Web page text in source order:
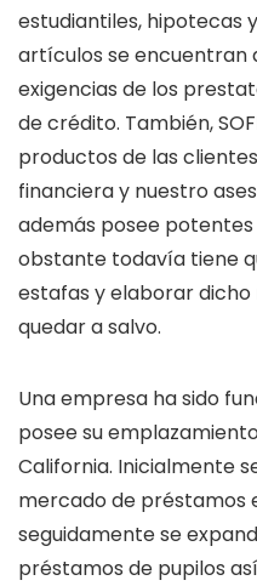
estudiantiles, hipotecas
artículos se encuentran
exigencias de los
de crédito. También,
productos de las
financiera y nuestro
además posee
obstante todavía tiene
estafas y elaborar
quedar a salvo.
Una empresa ha sido
posee su
California. Inicialmente
mercado de préstamos
seguidamente se
préstamos de pupilos